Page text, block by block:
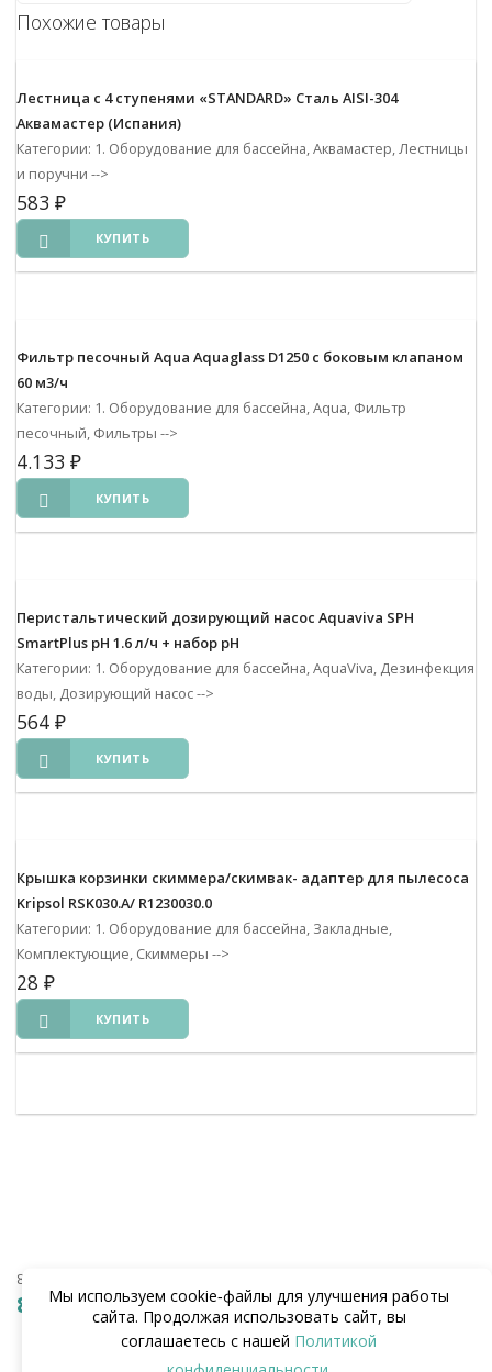
Похожие товары
Лестница с 4 ступенями «STANDARD» Сталь AISI-304
Аквамастер (Испания)
Категории: 1. Оборудование для бассейна, Аквамастер, Лестницы
и поручни -->
583 ₽
КУПИТЬ
Фильтр песочный Aqua Aquaglass D1250 с боковым клапаном
60 м3/ч
Категории: 1. Оборудование для бассейна, Aqua, Фильтр
песочный, Фильтры -->
4.133 ₽
КУПИТЬ
Перистальтический дозирующий насос Aquaviva SPH
SmartPlus pH 1.6 л/ч + набор pH
Категории: 1. Оборудование для бассейна, AquaViva, Дезинфекция
воды, Дозирующий насос-->
564 ₽
КУПИТЬ
Крышка корзинки скиммера/скимвак- адаптер для пылесоса
Kripsol RSK030.A/ R1230030.0
Категории: 1. Оборудование для бассейна, Закладные,
Комплектующие, Скиммеры -->
28 ₽
КУПИТЬ
8 (938) 441-20-90
8 (862) 291-20-90
Мы используем cookie‑файлы для улучшения работы
сайта. Продолжая использовать сайт, вы
соглашаетесь с нашей Политикой